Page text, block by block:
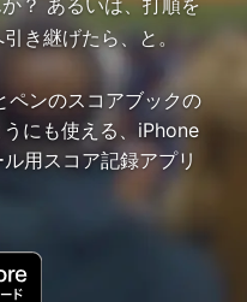
？ あるいは、打順を
き継げたら、と。
ペンのスコアブックの
にも使える、iPhone
用スコア記録アプリ